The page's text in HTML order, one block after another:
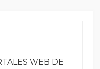
WEB DE